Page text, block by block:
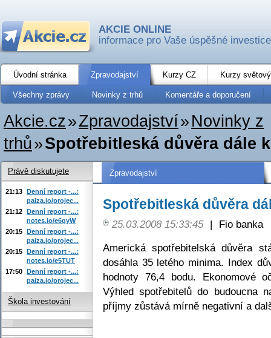
AKCIE ONLINE
informace pro Vaše úspěšné investice
Úvodní stránka Zpravodajství Kurzy CZ Kurzy
Všechny zprávy Novinky z trhů Komentáře a doporučení
Akcie.cz»Zpravodajství» Novinky z
trhů»Spotřebitleská důvěra dále
Zpravodajství
Spotřebitleská důvěra
25.03.2008 15:33:45 |
Fio banka
Americká spotřebitelská důvěra
dosáhla 35 letého minima. Index
hodnoty 76,4 bodu. Ekonomové
Výhled spotřebitelů do budoucna
příjmy zůstává mírně negativní a
Právě diskutujete
21:13 Denní report -...:
paiza.io/projec...
21:12 Denní report -...:
notes.io/e6qyW
20:15 Denní report -...:
paiza.io/projec...
20:15 Denní report -...:
notes.io/e5TUT
17:50 Denní report -...:
paiza.io/projec...
Škola investování